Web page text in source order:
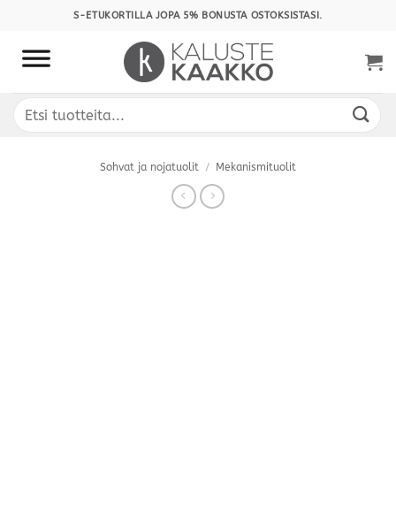
content
S-ETUKORTILLA JOPA 5% BONUSTA OSTOKSISTASI.
Etsi:
Sohvat ja nojatuolit / Mekanismituolit